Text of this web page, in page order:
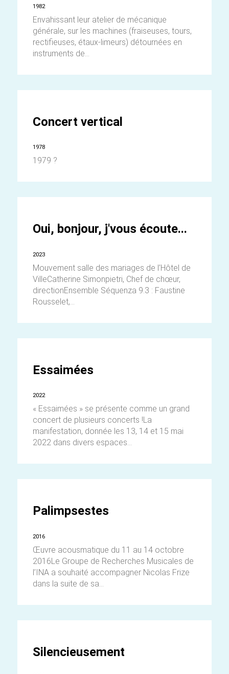
1982
Envahissant leur atelier de mécanique
générale, sur les machines (fraiseuses, tours,
rectifieuses, étaux-limeurs) détournées en
instruments de...
Concert vertical
1978
1979 ?
Oui, bonjour, j'vous écoute...
2023
Mouvement salle des mariages de l’Hôtel de
VilleCatherine Simonpietri, Chef de chœur,
directionEnsemble Séquenza 9.3 : Faustine
Rousselet,...
Essaimées
2022
« Essaimées » se présente comme un grand
concert de plusieurs concerts !La
manifestation, donnée les 13, 14 et 15 mai
2022 dans divers espaces...
Palimpsestes
2016
Œuvre acousmatique du 11 au 14 octobre
2016Le Groupe de Recherches Musicales de
l’INA a souhaité accompagner Nicolas Frize
dans la suite de sa...
Silencieusement